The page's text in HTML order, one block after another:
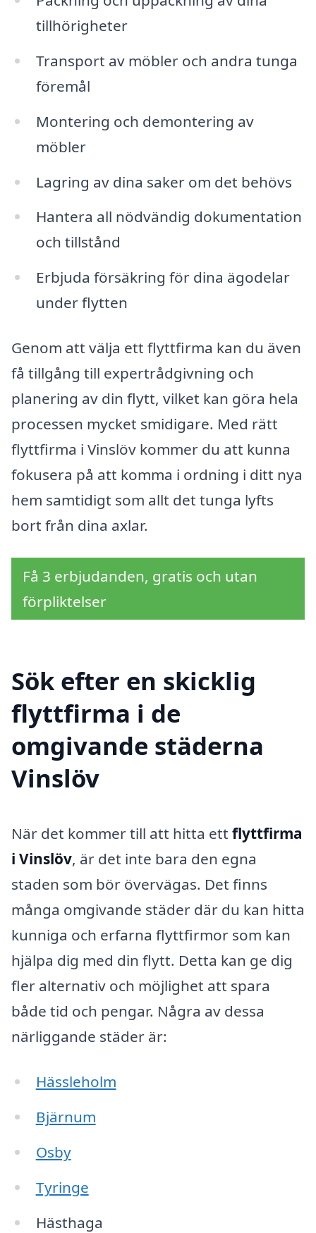
tillhörigheter
Transport av möbler och andra tunga
föremål
Montering och demontering av
möbler
Lagring av dina saker om det behövs
Hantera all nödvändig dokumentation
och tillstånd
Erbjuda försäkring för dina ägodelar
under flytten
Genom att välja ett flyttfirma kan du även
få tillgång till expertrådgivning och
planering av din flytt, vilket kan göra hela
processen mycket smidigare. Med rätt
flyttfirma i Vinslöv kommer du att kunna
fokusera på att komma i ordning i ditt nya
hem samtidigt som allt det tunga lyfts
bort från dina axlar.
Få 3 erbjudanden, gratis och utan
förpliktelser
Sök efter en skicklig
flyttfirma i de
omgivande städerna
Vinslöv
När det kommer till att hitta ett flyttfirma
i Vinslöv, är det inte bara den egna
staden som bör övervägas. Det finns
många omgivande städer där du kan hitta
kunniga och erfarna flyttfirmor som kan
hjälpa dig med din flytt. Detta kan ge dig
fler alternativ och möjlighet att spara
både tid och pengar. Några av dessa
närliggande städer är:
Hässleholm
Bjärnum
Osby
Tyringe
Hästhaga